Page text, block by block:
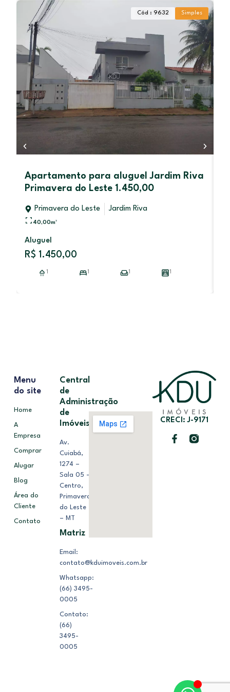
Cód : 9632 Simples
Apartamento para aluguel Jardim Riva
Primavera do Leste 1.450,00
Primavera do Leste Jardim Riva
40,00m²
Aluguel
R$ 1.450,00
1 1 1 1
CRECI: J-9171
Menu
do site
Home
A
Empresa
Comprar
Alugar
Blog
Área do
Cliente
Contato
Central
de
Administração
de
Imóveis
Av.
Cuiabá,
1274 –
Sala 05 –
Centro,
Primavera
do Leste
– MT
Matriz
Email:
contato@kduimoveis.com.br
Whatsapp:
(66) 3495-
0005
Contato:
(66)
3495-
0005